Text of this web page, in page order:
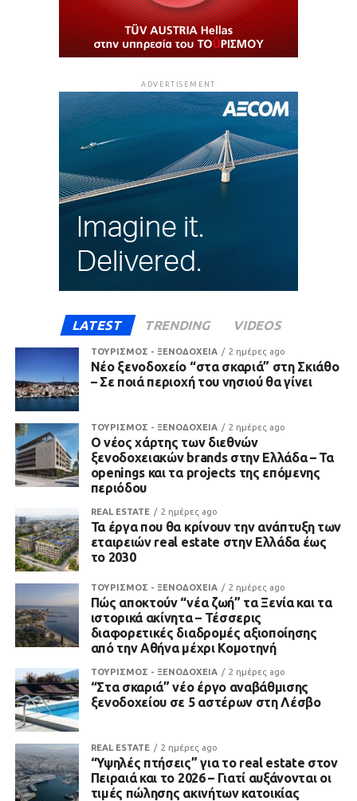
ADVERTISEMENT
LATEST TRENDING VIDEOS
ΤΟΥΡΙΣΜΟΣ - ΞΕΝΟΔΟΧΕΙΑ 2 ημέρες ago
Νέο ξενοδοχείο “στα σκαριά” στη Σκιάθο
– Σε ποιά περιοχή του νησιού θα γίνει
ΤΟΥΡΙΣΜΟΣ - ΞΕΝΟΔΟΧΕΙΑ 2 ημέρες ago
Ο νέος χάρτης των διεθνών
ξενοδοχειακών brands στην Ελλάδα – Τα
openings και τα projects της επόμενης
περιόδου
REAL ESTATE 2 ημέρες ago
Τα έργα που θα κρίνουν την ανάπτυξη των
εταιρειών real estate στην Ελλάδα έως
το 2030
ΤΟΥΡΙΣΜΟΣ - ΞΕΝΟΔΟΧΕΙΑ 2 ημέρες ago
Πώς αποκτούν “νέα ζωή” τα Ξενία και τα
ιστορικά ακίνητα – Τέσσερις
διαφορετικές διαδρομές αξιοποίησης
από την Αθήνα μέχρι Κομοτηνή
ΤΟΥΡΙΣΜΟΣ - ΞΕΝΟΔΟΧΕΙΑ 2 ημέρες ago
“Στα σκαριά” νέο έργο αναβάθμισης
ξενοδοχείου σε 5 αστέρων στη Λέσβο
REAL ESTATE 2 ημέρες ago
“Υψηλές πτήσεις” για το real estate στον
Πειραιά και το 2026 – Γιατί αυξάνονται οι
τιμές πώλησης ακινήτων κατοικίας